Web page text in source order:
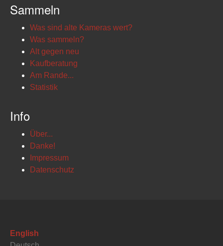
Sammeln
Was sind alte Kameras wert?
Was sammeln?
Alt gegen neu
Kaufberatung
Am Rande...
Statistik
Info
Über...
Danke!
Impressum
Datenschutz
English